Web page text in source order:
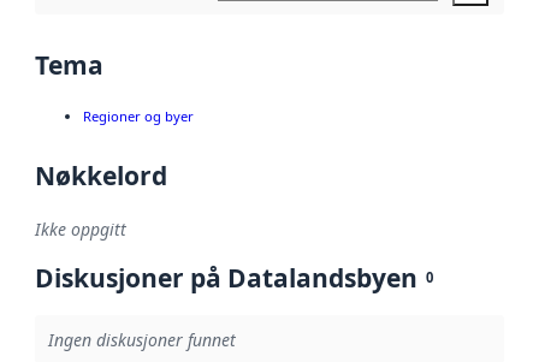
Tema
Regioner og byer
Nøkkelord
Ikke oppgitt
Diskusjoner på Datalandsbyen 0
Ingen diskusjoner funnet